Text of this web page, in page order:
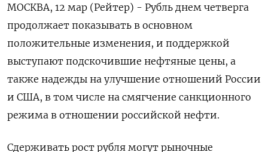
МОСКВА, 12 мар (Рейтер) - Рубль днем четверга
продолжает показывать в основном
положительные изменения, и поддержкой
выступают подскочившие нефтяные цены, а
также надежды на улучшение отношений России
и США, в том числе на смягчение санкционного
режима в отношении российской нефти.
Сдерживать рост рубля могут рыночные